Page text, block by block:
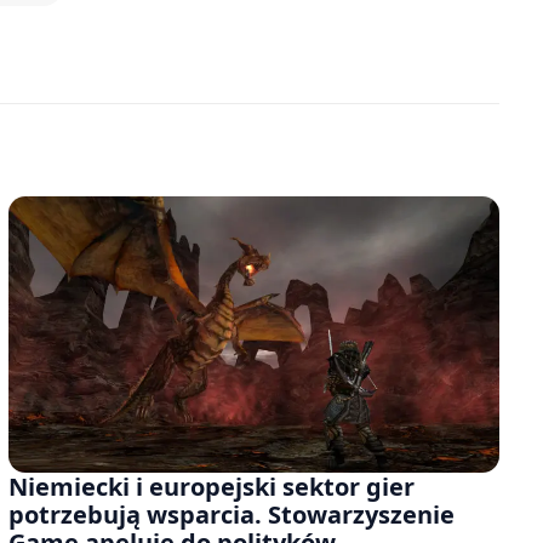
Niemiecki i europejski sektor gier
potrzebują wsparcia. Stowarzyszenie